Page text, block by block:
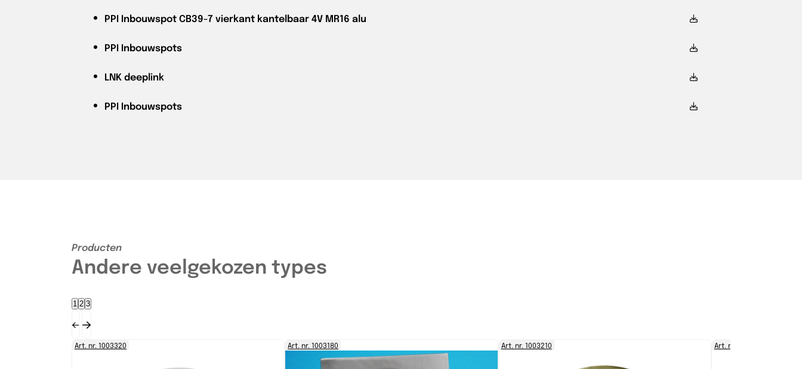
PPI Inbouwspot CB39-7 vierkant kantelbaar 4V MR16 alu
PPI Inbouwspots
LNKdeeplink
PPI Inbouwspots
Producten
Andere veelgekozen types
1 2 3
Art. nr. 1003320 Art. nr. 1003180 Art. nr. 1003210 Art. nr. 1511600